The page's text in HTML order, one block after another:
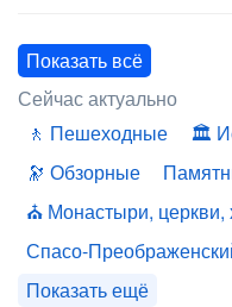
Показать всё
Сейчас актуально
Пешеходные
Обзорные
Монастыри,
Спасо-
Показать ещё